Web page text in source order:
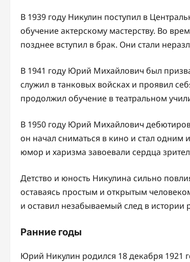
В 1939 году Никулин поступил в
обучение актерскому мастерству. Во
позднее вступил в брак. Они стали
В 1941 году Юрий Михайлович был
служил в танковых войсках и проявил
продолжил обучение в театральном
В 1950 году Юрий Михайлович
он начал сниматься в кино и стал одним
юмор и харизма завоевали сердца
Детство и юность Никулина сильно
оставаясь простым и открытым
и оставил незабываемый след в истории
Ранние годы
Юрий Никулин родился 18 декабря 1921